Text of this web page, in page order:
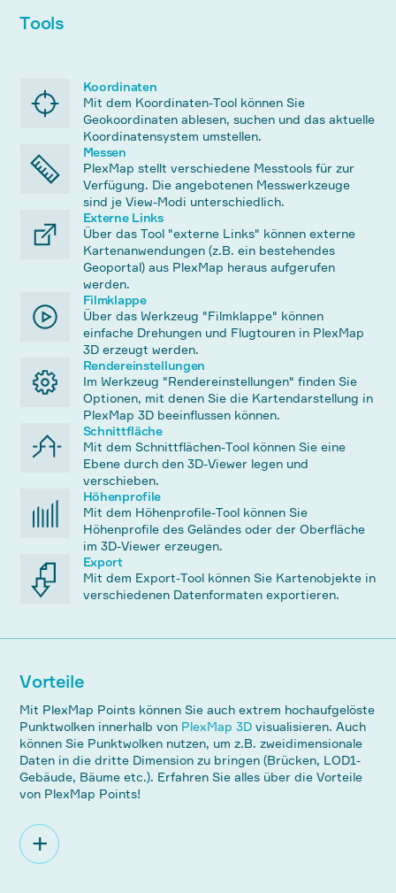
Tools
Koordinaten
Mit dem Koordinaten-Tool können Sie
Geokoordinaten ablesen, suchen und das aktuelle
Koordinatensystem umstellen.
Messen
PlexMap stellt verschiedene Messtools für zur
Verfügung. Die angebotenen Messwerkzeuge
sind je View-Modi unterschiedlich.
Externe Links
Über das Tool "externe Links" können externe
Kartenanwendungen (z.B. ein bestehendes
Geoportal) aus PlexMap heraus aufgerufen
werden.
Filmklappe
Über das Werkzeug "Filmklappe" können
einfache Drehungen und Flugtouren in PlexMap
3D erzeugt werden.
Rendereinstellungen
Im Werkzeug "Rendereinstellungen" finden Sie
Optionen, mit denen Sie die Kartendarstellung in
PlexMap 3D beeinflussen können.
Schnittfläche
Mit dem Schnittflächen-Tool können Sie eine
Ebene durch den 3D-Viewer legen und
verschieben.
Höhenprofile
Mit dem Höhenprofile-Tool können Sie
Höhenprofile des Geländes oder der Oberfläche
im 3D-Viewer erzeugen.
Export
Mit dem Export-Tool können Sie Kartenobjekte in
verschiedenen Datenformaten exportieren.
Vorteile
Mit PlexMap Points können Sie auch extrem hochaufgelöste
Punktwolken innerhalb von PlexMap 3D visualisieren. Auch
können Sie Punktwolken nutzen, um z.B. zweidimensionale
Daten in die dritte Dimension zu bringen (Brücken, LOD1-
Gebäude, Bäume etc.). Erfahren Sie alles über die Vorteile
von PlexMap Points!
+